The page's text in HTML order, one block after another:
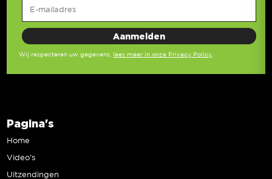
Wij respecteren uw gegevens, lees meer in onze Privacy Policy
Pagina's
Home
Video’s
Uitzendingen